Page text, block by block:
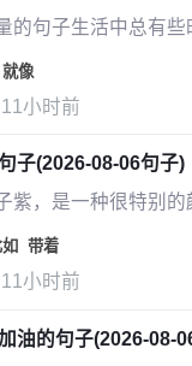
的句子生活中总有
就像
11小时前
子(2026-08-06句子)
紫，是一种很特别
带着
11小时前
油的句子(2026-08-